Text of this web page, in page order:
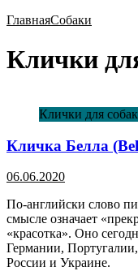
ГлавнаяСобаки
Клички
Клички для собак
Кличка Белла
06.06.2020
По-английски слово
смысле означает
«красотка». Оно
Германии,
России и Украине.